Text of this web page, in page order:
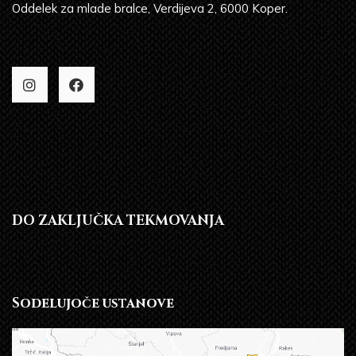
Oddelek za mlade bralce, Verdijeva 2, 6000 Koper.
DO ZAKLJUČKA TEKMOVANJA
Sodelujoče ustanove